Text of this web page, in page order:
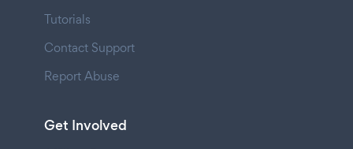
Tutorials
Contact Support
Report Abuse
Get Involved